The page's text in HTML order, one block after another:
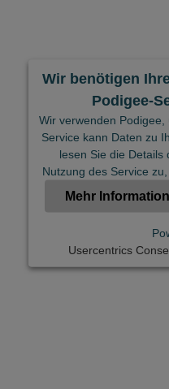
Wir benötigen
Podigee-
Wir verwenden
Service kann Daten zu
lesen Sie die Details
Nutzung des Service
Mehr
Usercentrics